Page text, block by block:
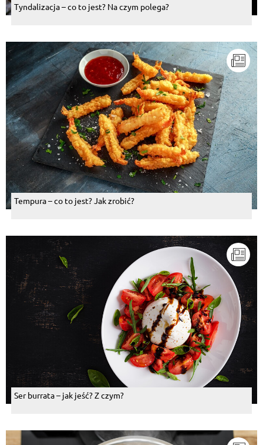
Tyndalizacja – co to jest? Na czym polega?
Tempura – co to jest? Jak zrobić?
Ser burrata – jak jeść? Z czym?